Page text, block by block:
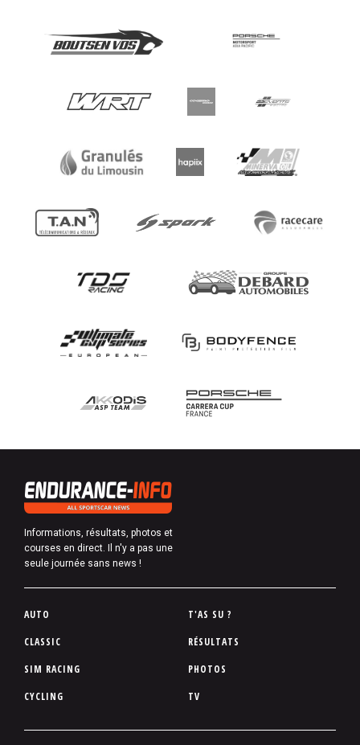
Informations, résultats, photos et
courses en direct. Il n'y a pas une
seule journée sans news !
P
d
d
p
AUTO
CLASSIC
SIM RACING
CYCLING
T'AS SU ?
RÉSULTATS
PHOTOS
TV